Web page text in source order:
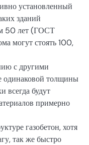
установленный
зданий
50 лет (ГОСТ
могут стоять 100,
с другими
одинаковой толщины
всегда будут
примерно
газобетон, хотя
так же быстро